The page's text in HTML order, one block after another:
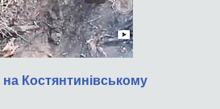
на Костянтинівському